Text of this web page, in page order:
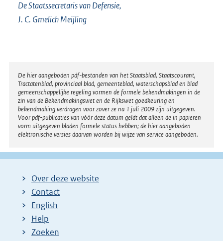
De Staatssecretaris van Defensie,
J. C. Gmelich Meijling
Disclaimer
De hier aangeboden pdf-bestanden van het Staatsblad, Staatscourant,
Tractatenblad, provinciaal blad, gemeenteblad, waterschapsblad en blad
gemeenschappelijke regeling vormen de formele bekendmakingen in de
zin van de Bekendmakingswet en de Rijkswet goedkeuring en
bekendmaking verdragen voor zover ze na 1 juli 2009 zijn uitgegeven.
Voor pdf-publicaties van vóór deze datum geldt dat alleen de in papieren
vorm uitgegeven bladen formele status hebben; de hier aangeboden
elektronische versies daarvan worden bij wijze van service aangeboden.
Over deze website
Contact
English
Help
Zoeken